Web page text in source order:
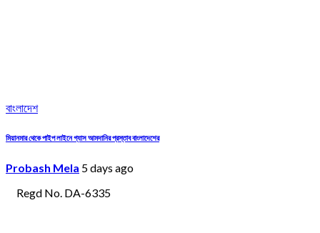
বাংলাদেশ
মিয়ানমার থেকে পাইপ লাইনে গ্যাস আমদানির প্রস্তাব বাংলাদেশের
Probash Mela 5 days ago
Regd No. DA-6335